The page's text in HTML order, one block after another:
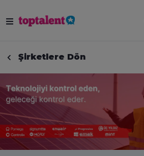
Şirketlere Dön